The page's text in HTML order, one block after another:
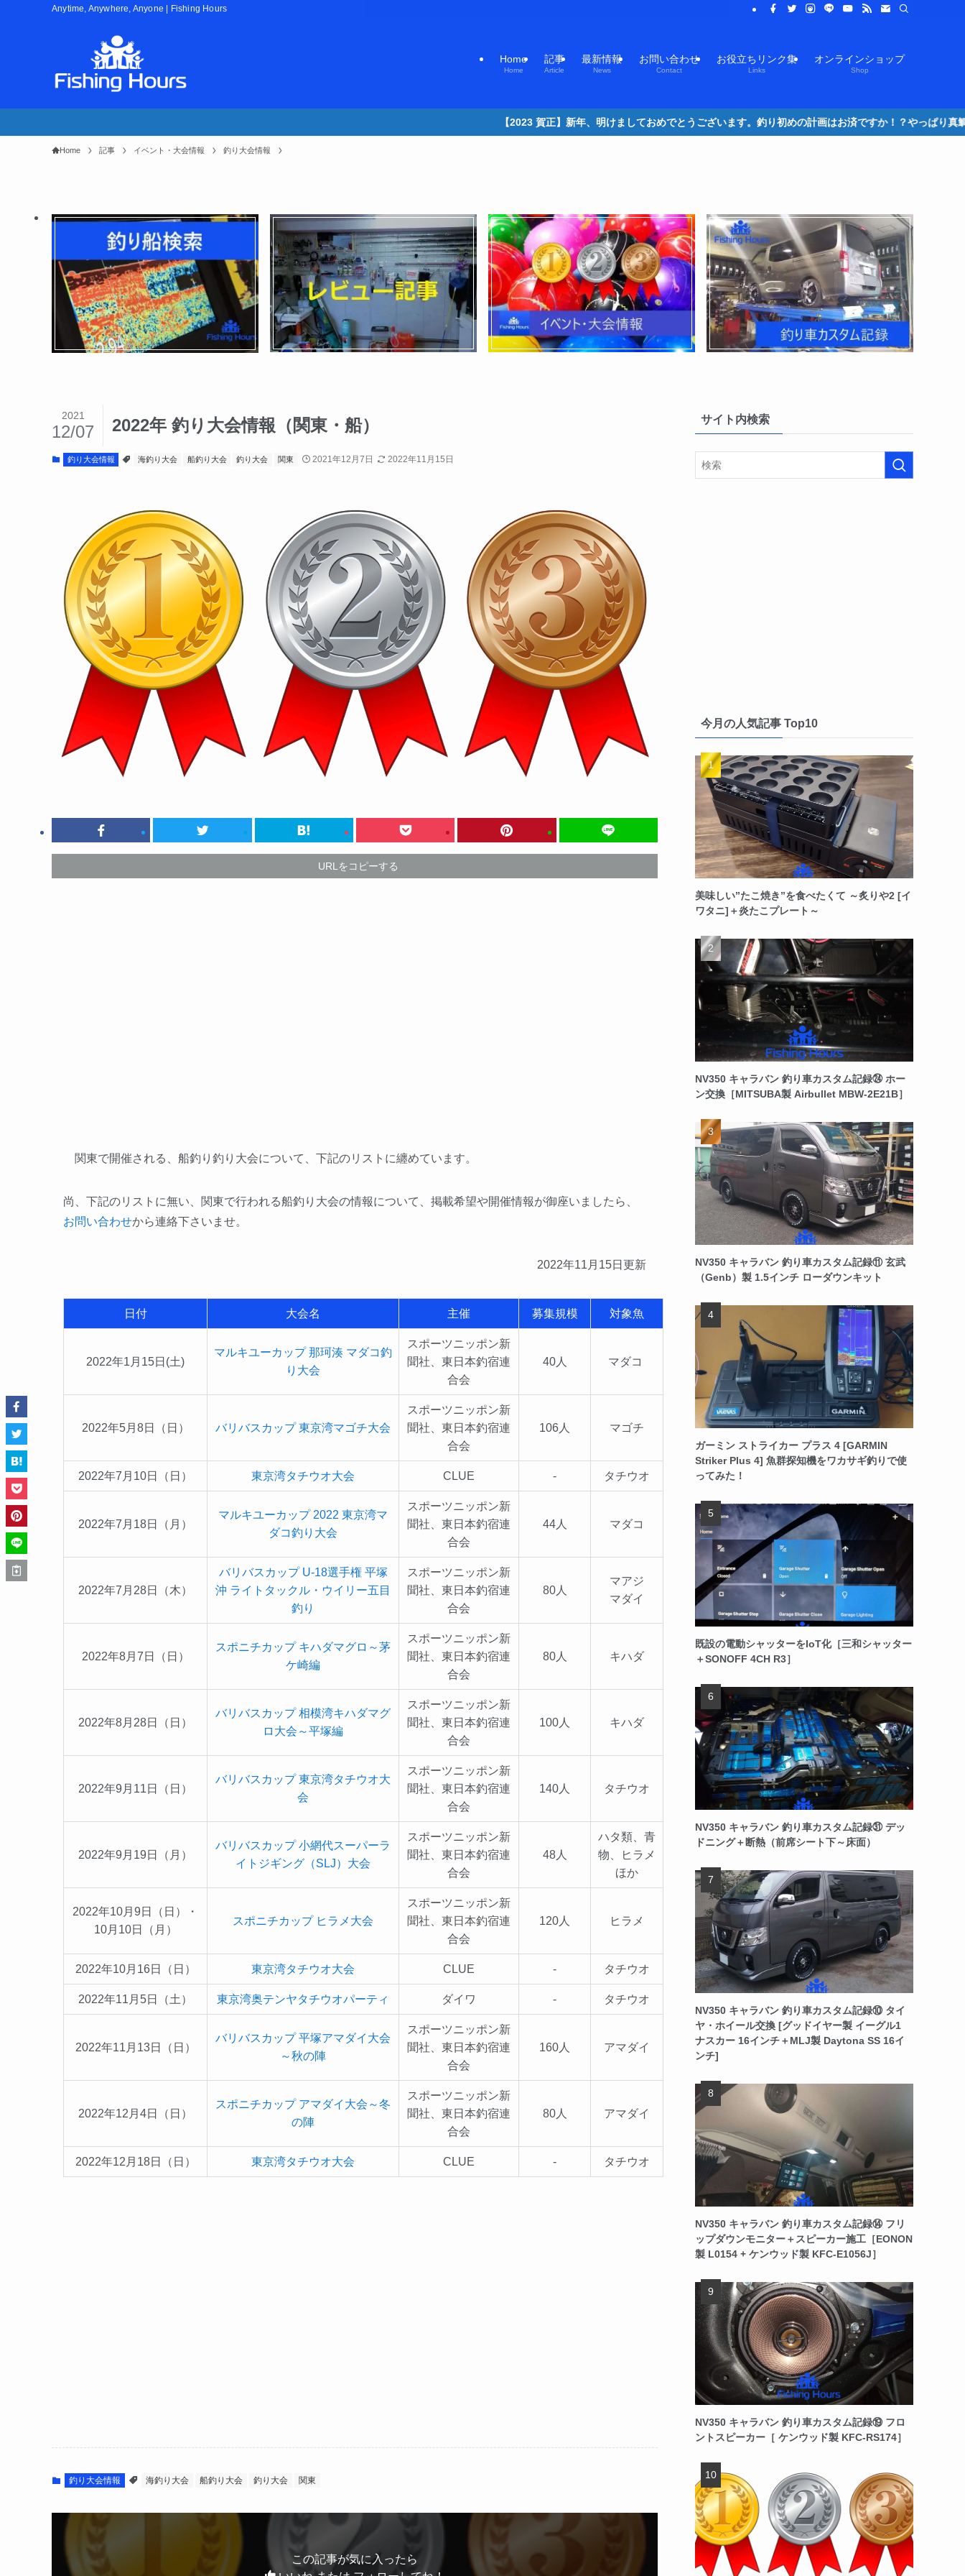
Anytime, Anywhere, Anyone | Fishing Hours
Home
Home
記事
Article
最新情報
News
お問い合わせ
Contact
お役立ちリンク集
Links
オンラインショップ
Shop
【2023 賀正】新年、明けましておめでとうございます。釣り初めの計画はお済ですか！？やっぱり真鯛では？テンヤ・タイラバ
Home 記事 イベント・大会情報 釣り大会情報
2022年 釣り大会情報（関東・船）
2021
12/07
釣り大会情報 海釣り大会 船釣り大会 釣り大会 関東 2021年12月7日 2022年11月15日
URLをコピーする
関東で開催される、船釣り釣り大会について、下記のリストに纏めています。
尚、下記のリストに無い、関東で行われる船釣り大会の情報について、掲載希望や開催情報が御座いましたら、
お問い合わせから連絡下さいませ。
2022年11月15日更新
日付 大会名 主催 募集規模 対象魚
2022年1月15日(土)
マルキユーカップ 那珂湊 マダコ釣
り大会
スポーツニッポン新
聞社、東日本釣宿連
合会
40人 マダコ
2022年5月8日（日） バリバスカップ 東京湾マゴチ大会
スポーツニッポン新
聞社、東日本釣宿連
合会
106人 マゴチ
2022年7月10日（日） 東京湾タチウオ大会 CLUE - タチウオ
2022年7月18日（月）
マルキユーカップ 2022 東京湾マ
ダコ釣り大会
スポーツニッポン新
聞社、東日本釣宿連
合会
44人 マダコ
2022年7月28日（木）
バリバスカップ U-18選手権 平塚
沖 ライトタックル・ウイリー五目
釣り
スポーツニッポン新
聞社、東日本釣宿連
合会
80人
マアジ
マダイ
2022年8月7日（日）
スポニチカップ キハダマグロ～茅
ケ崎編
スポーツニッポン新
聞社、東日本釣宿連
合会
80人 キハダ
2022年8月28日（日）
バリバスカップ 相模湾キハダマグ
ロ大会～平塚編
スポーツニッポン新
聞社、東日本釣宿連
合会
100人 キハダ
2022年9月11日（日）
バリバスカップ 東京湾タチウオ大
会
スポーツニッポン新
聞社、東日本釣宿連
合会
140人 タチウオ
2022年9月19日（月）
バリバスカップ 小網代スーパーラ
イトジギング（SLJ）大会
スポーツニッポン新
聞社、東日本釣宿連
合会
48人
ハタ類、青
物、ヒラメ
ほか
2022年10月9日（日）・
10月10日（月）
スポニチカップ ヒラメ大会
スポーツニッポン新
聞社、東日本釣宿連
合会
120人 ヒラメ
2022年10月16日（日） 東京湾タチウオ大会 CLUE - タチウオ
2022年11月5日（土） 東京湾奥テンヤタチウオパーティ ダイワ - タチウオ
2022年11月13日（日）
バリバスカップ 平塚アマダイ大会
～秋の陣
スポーツニッポン新
聞社、東日本釣宿連
合会
160人 アマダイ
2022年12月4日（日）
スポニチカップ アマダイ大会～冬
の陣
スポーツニッポン新
聞社、東日本釣宿連
合会
80人 アマダイ
2022年12月18日（日） 東京湾タチウオ大会 CLUE - タチウオ
釣り大会情報 海釣り大会 船釣り大会 釣り大会 関東
この記事が気に入ったら
サイト内検索
今月の人気記事 Top10
美味しい”たこ焼き”を食べたくて ～炙りや2 [イ
ワタニ]＋炎たこプレート～
NV350 キャラバン 釣り車カスタム記録㉔ ホー
ン交換［MITSUBA製 Airbullet MBW-2E21B］
NV350 キャラバン 釣り車カスタム記録⑪ 玄武
（Genb）製 1.5インチ ローダウンキット
ガーミン ストライカー プラス 4 [GARMIN
Striker Plus 4] 魚群探知機をワカサギ釣りで使
ってみた！
既設の電動シャッターをIoT化［三和シャッター
＋SONOFF 4CH R3］
NV350 キャラバン 釣り車カスタム記録㉛ デッ
ドニング＋断熱（前席シート下～床面）
NV350 キャラバン 釣り車カスタム記録⑩ タイ
ヤ・ホイール交換 [グッドイヤー製 イーグル1
ナスカー 16インチ＋MLJ製 Daytona SS 16イ
ンチ]
NV350 キャラバン 釣り車カスタム記録⑭ フリ
ップダウンモニター＋スピーカー施工［EONON
製 L0154 + ケンウッド製 KFC-E1056J］
NV350 キャラバン 釣り車カスタム記録⑲ フロ
ントスピーカー［ ケンウッド製 KFC-RS174］